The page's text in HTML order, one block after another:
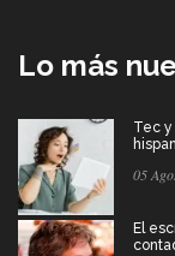
Lo más
Tec y
05
El